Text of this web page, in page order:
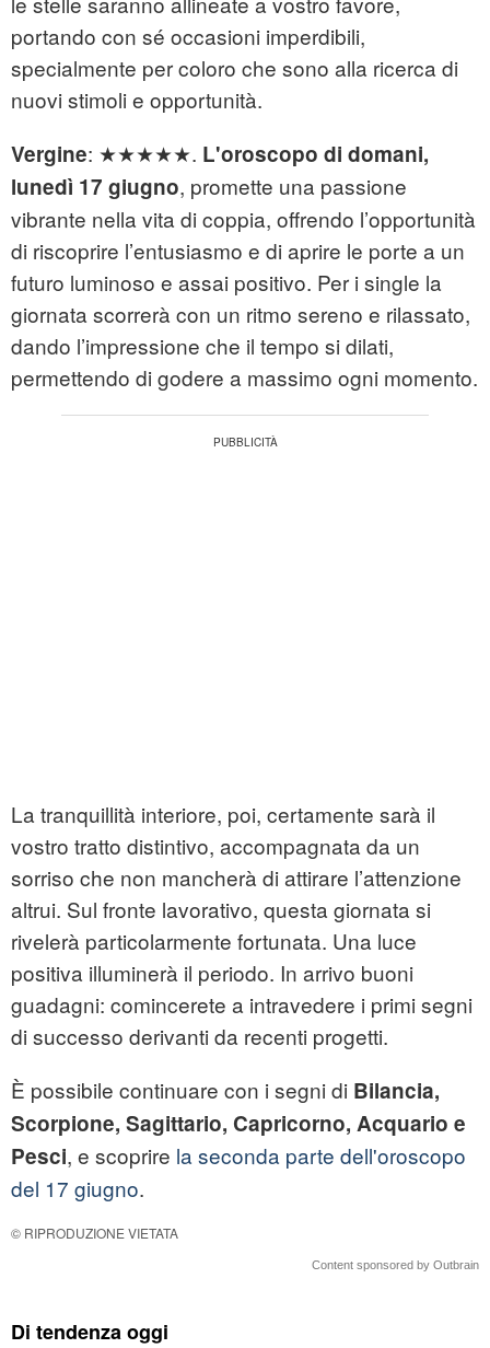
portando con sé occasioni imperdibili,
specialmente per coloro che sono alla ricerca di
nuovi stimoli e opportunità.
Vergine: ★★★★★. L'oroscopo di domani,
lunedì 17 giugno, promette una passione
vibrante nella vita di coppia, offrendo l’opportunità
di riscoprire l’entusiasmo e di aprire le porte a un
futuro luminoso e assai positivo. Per i single la
giornata scorrerà con un ritmo sereno e rilassato,
dando l’impressione che il tempo si dilati,
permettendo di godere a massimo ogni momento.
La tranquillità interiore, poi, certamente sarà il
vostro tratto distintivo, accompagnata da un
sorriso che non mancherà di attirare l’attenzione
altrui. Sul fronte lavorativo, questa giornata si
rivelerà particolarmente fortunata. Una luce
positiva illuminerà il periodo. In arrivo buoni
guadagni: comincerete a intravedere i primi segni
di successo derivanti da recenti progetti.
È possibile continuare con i segni di Bilancia,
Scorpione, Sagittario, Capricorno, Acquario e
Pesci, e scoprire la seconda parte dell'oroscopo
del 17 giugno.
© RIPRODUZIONE VIETATA
Content sponsored by Outbrain
Di tendenza oggi